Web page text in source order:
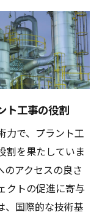
プラント工事
地理的優位性
すビジネス利
ンフラと交通
市場への扉
工事の新たな
ト工事の役割
力で、プラント工
割を果たしていま
のアクセスの良さ
クトの促進に寄与
、国際的な技術基